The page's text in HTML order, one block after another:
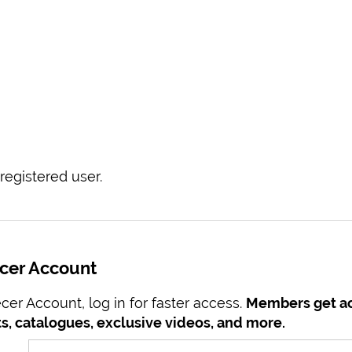
user.
Account
Account, log in for faster access. Members get
catalogues, exclusive videos, and more.